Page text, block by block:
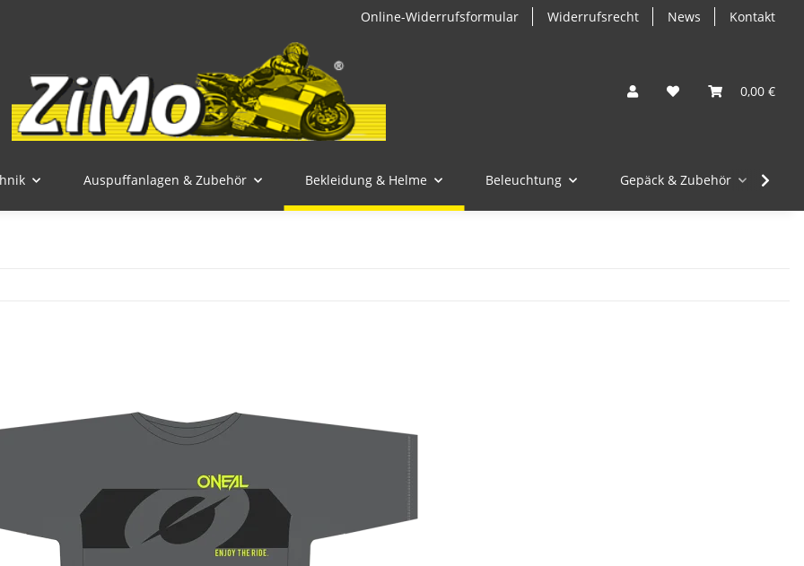
Online-Widerrufsformular Widerrufsrecht News Kontakt
0,00 €
Auspuffanlagen & Zubehör Bekleidung & Helme Beleuchtung Gepäck & Zubehör